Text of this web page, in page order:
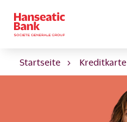
Startseite Kreditkarte